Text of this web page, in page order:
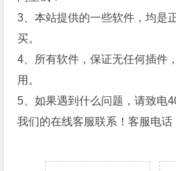
3、本站提供的一些软件，均是
买。
4、所有软件，保证无任何插件
用。
5、如果遇到什么问题，请致电
我们的在线客服联系！客服电